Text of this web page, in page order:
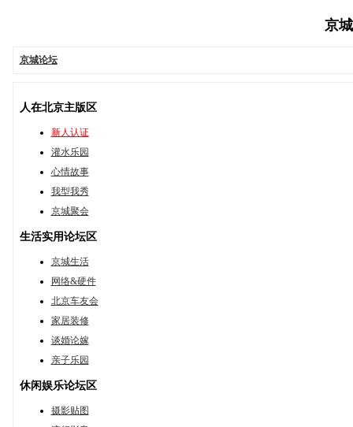
京
京城论坛
人在北京主版区
新人认证
灌水乐园
心情故事
我型我秀
京城聚会
生活实用论坛区
京城生活
网络&硬件
北京车友会
家居装修
谈婚论嫁
亲子乐园
休闲娱乐论坛区
摄影贴图